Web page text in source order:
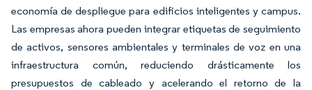
economía de despliegue para edificios inteligentes y campus.
Las empresas ahora pueden integrar etiquetas de seguimiento
de activos, sensores ambientales y terminales de voz en una
infraestructura común, reduciendo drásticamente los
presupuestos de cableado y acelerando el retorno de la